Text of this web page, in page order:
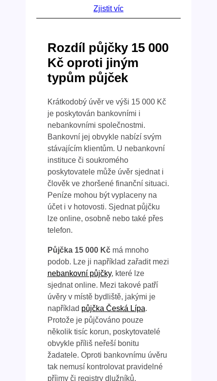
Zjistit víc
Rozdíl půjčky 15 000
Kč oproti jiným
typům půjček
Krátkodobý úvěr ve výši 15 000 Kč
je poskytován bankovními i
nebankovními společnostmi.
Bankovní jej obvykle nabízí svým
stávajícím klientům. U nebankovní
instituce či soukromého
poskytovatele může úvěr sjednat i
člověk ve zhoršené finanční situaci.
Peníze mohou být vyplaceny na
účet i v hotovosti. Sjednat půjčku
lze online, osobně nebo také přes
telefon.
Půjčka 15 000 Kčmá mnoho
podob. Lze ji například zařadit mezi
nebankovní půjčky, které lze
sjednat online. Mezi takové patří
úvěry v místě bydliště, jakými je
například půjčka Česká Lípa.
Protože je půjčováno pouze
několik tisíc korun, poskytovatelé
obvykle příliš neřeší bonitu
žadatele. Oproti bankovnímu úvěru
tak nemusí kontrolovat pravidelné
příjmy či registry dlužníků.